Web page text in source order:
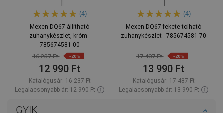
GYIK
(4)
Mexen DQ67 állítható
zuhanykészlet, króm -
785674581-00
16 237 Ft -20%
12 990 Ft
Katalógusár: 16 237 Ft
Legalacsonyabb ár: 12 990 Ft
(4)
Mexen DQ67 fekete tolható
zuhanykészlet - 785674581-70
17 487 Ft -20%
13 990 Ft
Katalógusár: 17 487 Ft
Legalacsonyabb ár: 13 990 Ft